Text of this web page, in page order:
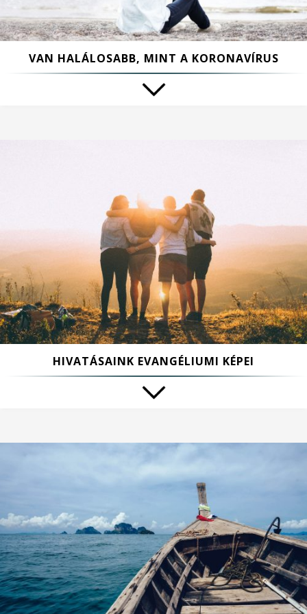
VAN HALÁLOSABB, MINT A KORONAVÍRUS
HIVATÁSAINK EVANGÉLIUMI KÉPEI